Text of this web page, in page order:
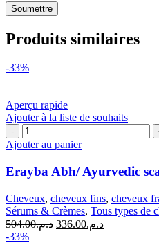
Produits similaires
-33%
Aperçu rapide
Ajouter à la liste de souhaits
quantité
de
Abh/
Ayurvedic
lotion
100
ML
Ajouter au panier
Erayba Abh/ Ayurvedic
Cheveux, cheveux fins, cheveux
Sérums & Crèmes, Tous types de
د.م.504.00
Le
د.م.336.00
Le
-33%